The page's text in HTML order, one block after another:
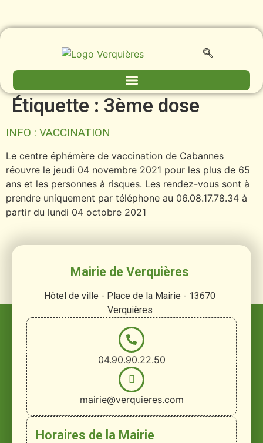
Étiquette : 3ème dose
INFO : VACCINATION
Le centre éphémère de vaccination de Cabannes
réouvre le jeudi 04 novembre 2021 pour les plus de 65
ans et les personnes à risques. Les rendez-vous sont à
prendre uniquement par téléphone au 06.08.17.78.34 à
partir du lundi 04 octobre 2021
Mairie de Verquières
Hôtel de ville - Place de la Mairie - 13670
Verquières
04.90.90.22.50
mairie@verquieres.com
Horaires de la Mairie